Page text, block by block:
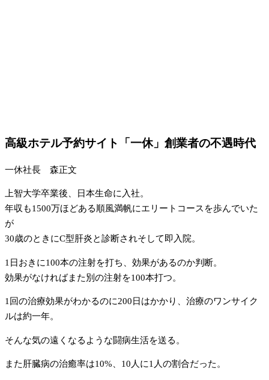
高級ホテル予約サイト「一休」創業者の不遇時代
一休社長 森正文
上智大学卒業後、日本生命に入社。
年収も1500万ほどある順風満帆にエリートコースを歩んでいた
が
30歳のときにC型肝炎と診断されそして即入院。
1日おきに100本の注射を打ち、効果があるのか判断。
効果がなければまた別の注射を100本打つ。
1回の治療効果がわかるのに200日はかかり、治療のワンサイク
ルは約一年。
そんな気の遠くなるような闘病生活を送る。
また肝臓病の治癒率は10%、10人に1人の割合だった。